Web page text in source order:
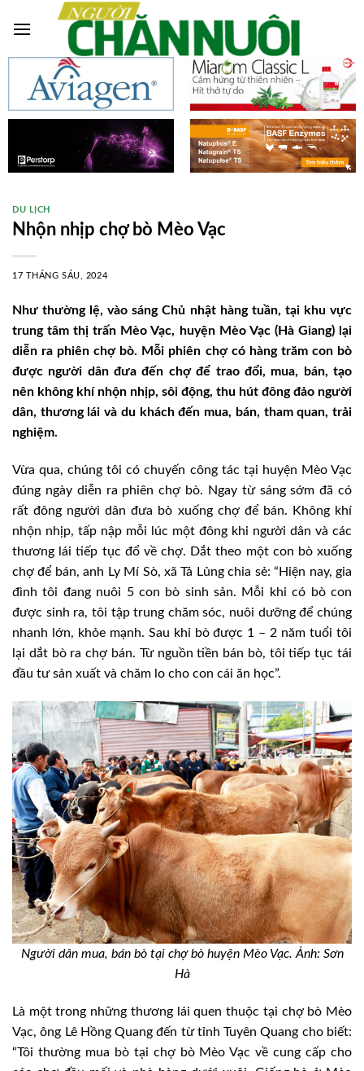
DU LỊCH
Nhộn nhịp chợ bò Mèo Vạc
17 THÁNG SÁU, 2024
Như thường lệ, vào sáng Chủ nhật hàng tuần, tại khu vực
trung tâm thị trấn Mèo Vạc, huyện Mèo Vạc (Hà Giang) lại
diễn ra phiên chợ bò. Mỗi phiên chợ có hàng trăm con bò
được người dân đưa đến chợ để trao đổi, mua, bán, tạo
nên không khí nhộn nhịp, sôi động, thu hút đông đảo người
dân, thương lái và du khách đến mua, bán, tham quan, trải
nghiệm.
Vừa qua, chúng tôi có chuyến công tác tại huyện Mèo Vạc
đúng ngày diễn ra phiên chợ bò. Ngay từ sáng sớm đã có
rất đông người dân đưa bò xuống chợ để bán. Không khí
nhộn nhịp, tấp nập mỗi lúc một đông khi người dân và các
thương lái tiếp tục đổ về chợ. Dắt theo một con bò xuống
chợ để bán, anh Ly Mí Sò, xã Tả Lủng chia sẻ: “Hiện nay, gia
đình tôi đang nuôi 5 con bò sinh sản. Mỗi khi có bò con
được sinh ra, tôi tập trung chăm sóc, nuôi dưỡng để chúng
nhanh lớn, khỏe mạnh. Sau khi bò được 1 – 2 năm tuổi tôi
lại dắt bò ra chợ bán. Từ nguồn tiền bán bò, tôi tiếp tục tái
đầu tư sản xuất và chăm lo cho con cái ăn học”.
Người dân mua, bán bò tại chợ bò huyện Mèo Vạc. Ảnh: Sơn
Hà
Là một trong những thương lái quen thuộc tại chợ bò Mèo
Vạc, ông Lê Hồng Quang đến từ tỉnh Tuyên Quang cho biết:
“Tôi thường mua bò tại chợ bò Mèo Vạc về cung cấp cho